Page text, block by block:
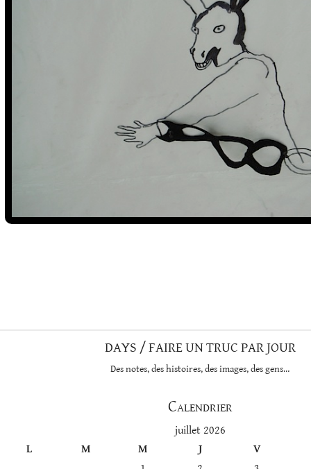
DAYS / FAIRE UN TRUC PAR JOUR
Des notes, des histoires, des images, des gens…
Calendrier
juillet 2026
L
M M J
V